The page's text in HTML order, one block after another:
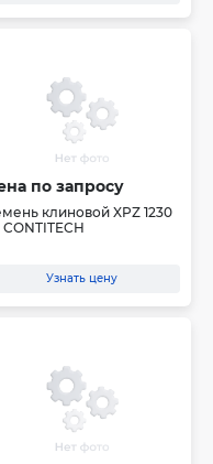
по запросу
клиновой XPZ 1230
CONTITECH
Узнать цену